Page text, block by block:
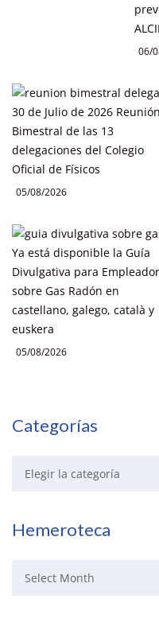
06/
30 de Julio de 2026 Reunión
Bimestral de las 13
delegaciones del Colegio
Oficial de Físicos
05/08/2026
Ya está disponible la Guía
Divulgativa para
sobre Gas Radón en
castellano, galego, català y
euskera
05/08/2026
Categorías
Hemeroteca